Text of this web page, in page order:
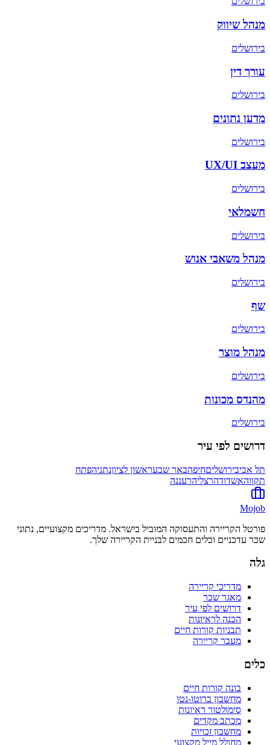
מנהל שיווק
בירושלים
עורך דין
בירושלים
מדען נתונים
בירושלים
מעצב UX/UI
בירושלים
חשמלאי
בירושלים
מנהל משאבי אנוש
בירושלים
שף
בירושלים
מנהל מוצר
בירושלים
מהנדס מכונות
בירושלים
דרושים לפי עיר
תל אביבירושליםחיפהבאר שבעראשון לציוןנתניהפתח
תקווהאשדודהרצליהרעננה
Mojob
פורטל הקריירה והתעסוקה המוביל בישראל. מדריכים מקצועיים, נתוני
שכר עדכניים וכלים חכמים לבניית הקריירה שלך.
גלה
מדריכי קריירה
מאגר שכר
דרושים לפי עיר
הכנה לראיונות
תבניות קורות חיים
מעבר קריירה
כלים
בונה קורות חיים
מחשבון ברוטו-נטו
סימולטור ראיונות
מכתב מקדים
מחשבון זכויות
מחולל מייל מקצועי